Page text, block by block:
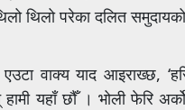
थिलो परेका दलित
वाक्य याद आइराख्छ,
यहाँ छौँ । भोली फेरि अर्को